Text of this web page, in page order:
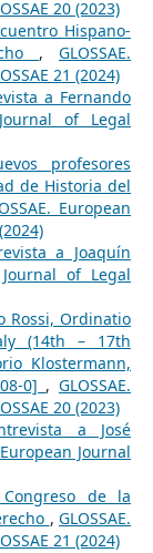
20 (2023)
Hispano-
,GLOSSAE.
21 (2024)
a Fernando
of Legal
profesores
de Historia del
European
a Joaquín
Journal of Legal
Rossi, Ordinatio
(14th – 17th
Klostermann,
0] ,GLOSSAE.
20 (2023)
a José
European Journal
de la
,GLOSSAE.
21 (2024)